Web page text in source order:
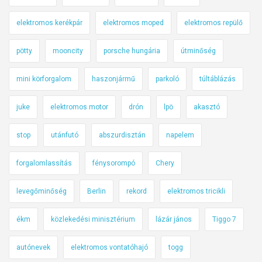
elektromos kerékpár elektromos moped elektromos repülő
pötty mooncity porsche hungária útminőség
mini körforgalom haszonjármű parkoló túltáblázás
juke elektromos motor drón lpö akasztó
stop utánfutó abszurdisztán napelem
forgalomlassítás fénysorompó Chery
levegőminőség Berlin rekord elektromos tricikli
ékm közlekedési minisztérium lázár jános Tiggo 7
autónevek elektromos vontatóhajó togg